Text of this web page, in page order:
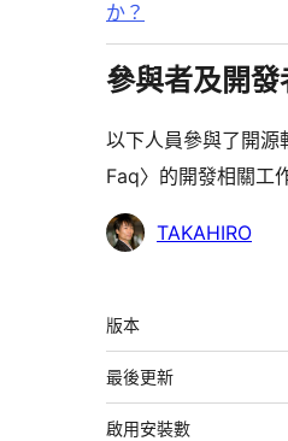
か？
參與者及開發
以下人員參與了開
Faq〉的開發相關工
參
TAKAHIRO
中
繼
資
料
版本
最後更新
啟用安裝數